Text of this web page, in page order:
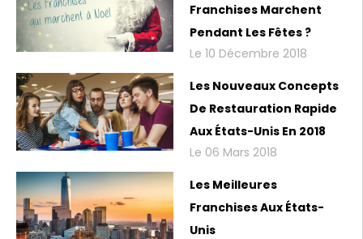
Franchises Marchent
Pendant Les Fêtes ?
Le 10 Décembre 2018
Les Nouveaux Concepts
De Restauration Rapide
Aux États-Unis En 2018
Le 06 Mars 2018
Les Meilleures
Franchises Aux États-
Unis